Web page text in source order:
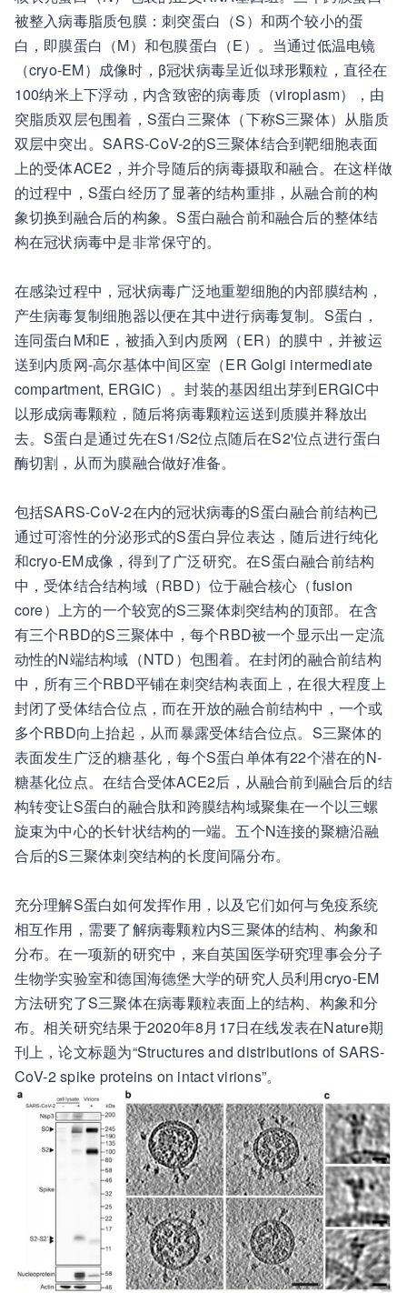
被整入病毒脂质包膜：刺突蛋白（S）和两个较小的蛋
白，即膜蛋白（M）和包膜蛋白（E）。当通过低温电镜
（cryo-EM）成像时，β冠状病毒呈近似球形颗粒，直径在
100纳米上下浮动，内含致密的病毒质（viroplasm），由
突脂质双层包围着，S蛋白三聚体（下称S三聚体）从脂质
双层中突出。SARS-CoV-2的S三聚体结合到靶细胞表面
上的受体ACE2，并介导随后的病毒摄取和融合。在这样做
的过程中，S蛋白经历了显著的结构重排，从融合前的构
象切换到融合后的构象。S蛋白融合前和融合后的整体结
构在冠状病毒中是非常保守的。
在感染过程中，冠状病毒广泛地重塑细胞的内部膜结构，
产生病毒复制细胞器以便在其中进行病毒复制。S蛋白，
连同蛋白M和E，被插入到内质网（ER）的膜中，并被运
送到内质网-高尔基体中间区室（ER Golgi intermediate
compartment, ERGIC）。封装的基因组出芽到ERGIC中
以形成病毒颗粒，随后将病毒颗粒运送到质膜并释放出
去。S蛋白是通过先在S1/S2位点随后在S2'位点进行蛋白
酶切割，从而为膜融合做好准备。
包括SARS-CoV-2在内的冠状病毒的S蛋白融合前结构已
通过可溶性的分泌形式的S蛋白异位表达，随后进行纯化
和cryo-EM成像，得到了广泛研究。在S蛋白融合前结构
中，受体结合结构域（RBD）位于融合核心（fusion
core）上方的一个较宽的S三聚体刺突结构的顶部。在含
有三个RBD的S三聚体中，每个RBD被一个显示出一定流
动性的N端结构域（NTD）包围着。在封闭的融合前结构
中，所有三个RBD平铺在刺突结构表面上，在很大程度上
封闭了受体结合位点，而在开放的融合前结构中，一个或
多个RBD向上抬起，从而暴露受体结合位点。S三聚体的
表面发生广泛的糖基化，每个S蛋白单体有22个潜在的N-
糖基化位点。在结合受体ACE2后，从融合前到融合后的结
构转变让S蛋白的融合肽和跨膜结构域聚集在一个以三螺
旋束为中心的长针状结构的一端。五个N连接的聚糖沿融
合后的S三聚体刺突结构的长度间隔分布。
充分理解S蛋白如何发挥作用，以及它们如何与免疫系统
相互作用，需要了解病毒颗粒内S三聚体的结构、构象和
分布。在一项新的研究中，来自英国医学研究理事会分子
生物学实验室和德国海德堡大学的研究人员利用cryo-EM
方法研究了S三聚体在病毒颗粒表面上的结构、构象和分
布。相关研究结果于2020年8月17日在线发表在Nature期
刊上，论文标题为“Structures and distributions of SARS-
CoV-2 spike proteins on intact virions”。